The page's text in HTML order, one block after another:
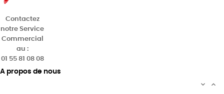
Contactez
notre Service
Commercial
au :
01 55 81 08 08
A propos de nous
 